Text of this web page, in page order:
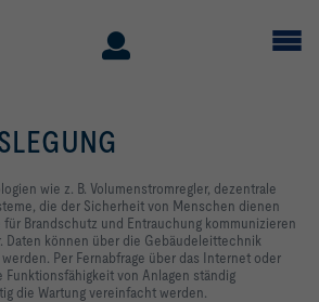
wie z. B. Volumenstromregler, dezentrale
die der Sicherheit von Menschen dienen
Brandschutz und Entrauchung kommunizieren
Daten können über die Gebäudeleittechnik
Per Fernabfrage über das Internet oder
von Anlagen ständig
die Wartung vereinfacht werden.